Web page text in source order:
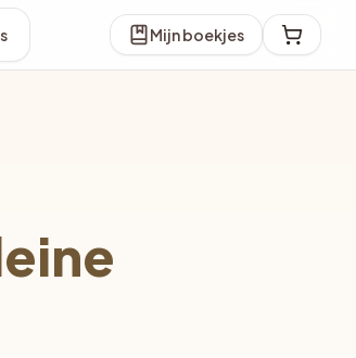
Mijn boekjes